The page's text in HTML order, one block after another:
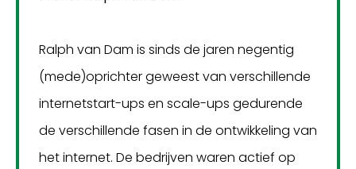
Ralph van Dam is sinds de jaren negentig
(mede)oprichter geweest van verschillende
internetstart-ups en scale-ups gedurende
de verschillende fasen in de ontwikkeling van
het internet. De bedrijven waren actief op